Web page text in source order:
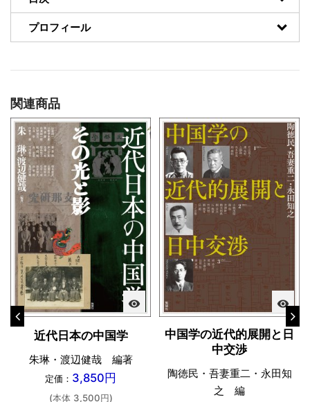
プロフィール
関連商品
visibility
近代日本の中国学
朱琳・渡辺健哉 編著
定価： 3,850円
(本体 3,500円)
visibility
中国学の近代的展開と日
中交渉
陶徳民・吾妻重二・永田知
之 編